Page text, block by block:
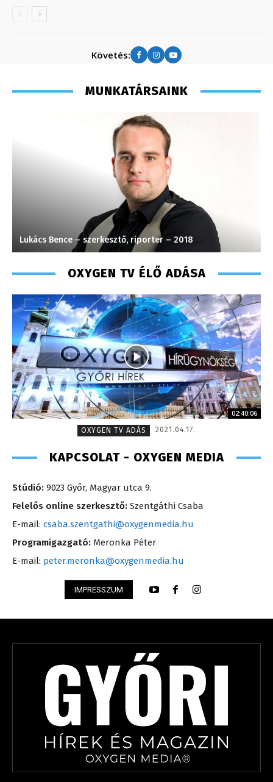
Követés:
MUNKATÁRSAINK
Szentgáthi Csaba – főszerkesztő – 2008
OXYGEN TV ÉLŐ ADÁSA
02:40:06
OXYGEN TV ADÁS
2021.04.17.
KAPCSOLAT - OXYGEN MEDIA
Stúdió: 9023 Győr, Magyar utca 9.
Felelős online szerkesztő: Szentgáthi Csaba
E-mail: csaba.szentgathi@oxygenmedia.hu
Programigazgató: Meronka Péter
E-mail: peter.meronka@oxygenmedia.hu
IMPRESSZUM